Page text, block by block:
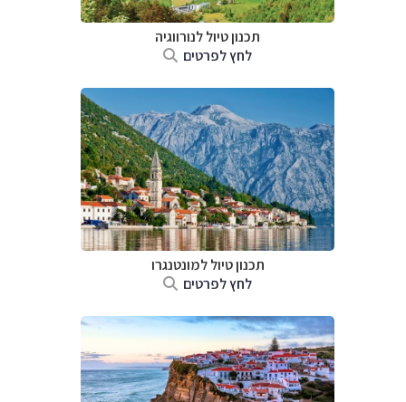
תכנון טיול לנורווגיה
לחץ לפרטים
תכנון טיול למונטנגרו
לחץ לפרטים